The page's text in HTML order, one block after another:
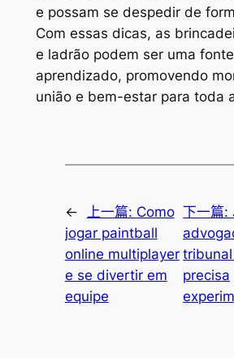
e possam se despedir de
Com essas dicas, as
e ladrão podem ser uma
aprendizado, promovendo
união e bem-estar para toda
← 上一篇: Como
jogar paintball
online multiplayer
e se divertir em
equipe
下一篇:
precisa